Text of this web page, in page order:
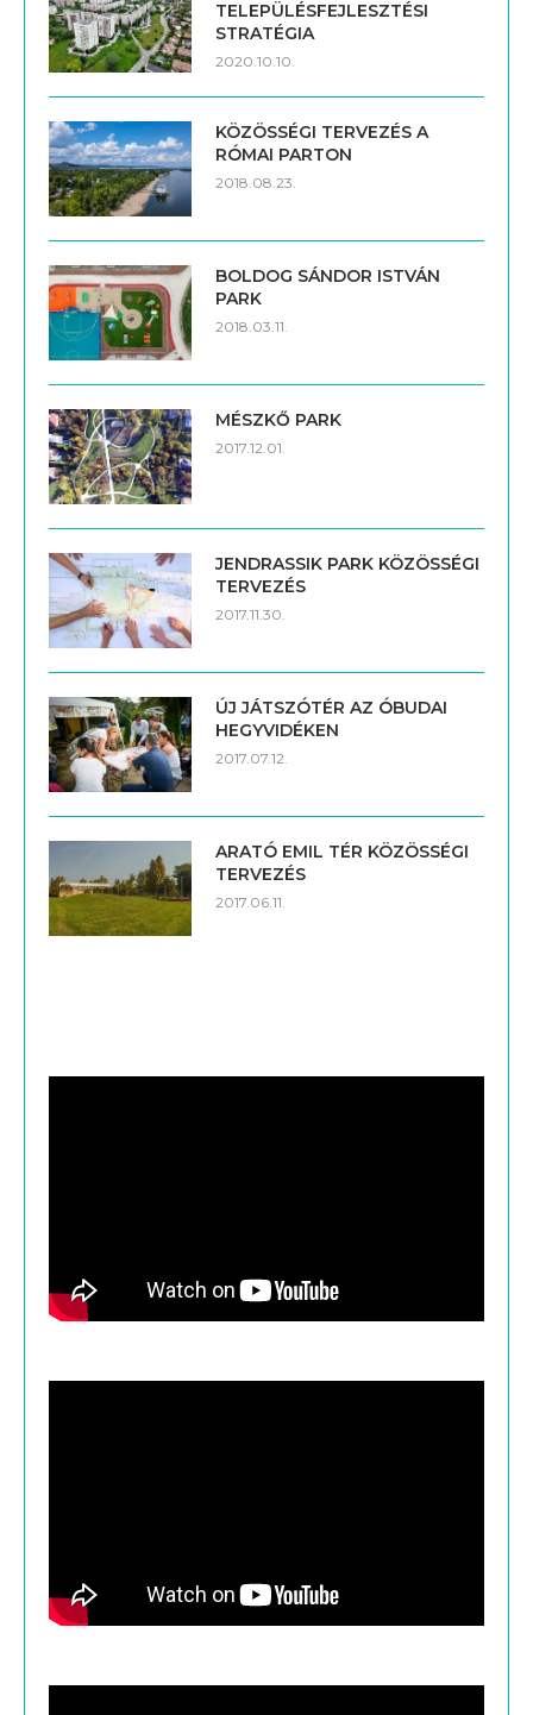
TELEPÜLÉSFEJLESZTÉSI
STRATÉGIA
2020.10.10.
KÖZÖSSÉGI TERVEZÉS A
RÓMAI PARTON
2018.08.23.
BOLDOG SÁNDOR ISTVÁN
PARK
2018.03.11.
MÉSZKŐ PARK
2017.12.01.
JENDRASSIK PARK KÖZÖSSÉGI
TERVEZÉS
2017.11.30.
ÚJ JÁTSZÓTÉR AZ ÓBUDAI
HEGYVIDÉKEN
2017.07.12.
ARATÓ EMIL TÉR KÖZÖSSÉGI
TERVEZÉS
2017.06.11.